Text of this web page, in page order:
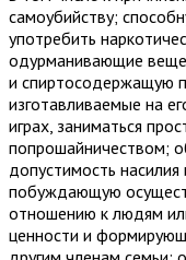
самоубийству;
употребить
одурманивающие
и спиртосодержащую
изготавливаемые на
играх, заниматься
попрошайничеством;
допустимость
побуждающую
отношению к людям
ценности и